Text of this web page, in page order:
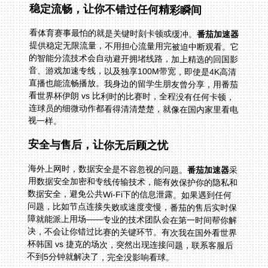
稳定流畅，让你不错过任何精彩瞬间
看体育赛事最怕的就是关键时刻卡顿或缓冲。番茄加速器
提供稳定无限流量，不用担心流量用完被迫中断观看。它
的智能分流技术会自动避开拥堵线路，加上精选的回国影
音、游戏加速专线，以及独享100M带宽，即使是4K高清
直播也能流畅播放。我身边的留学生朋友曾分享，用番茄
看世界杯伊朗 vs 比利时的比赛时，全程没有任何卡顿，
连球员的细微动作都看得清清楚楚，就像在国内家里看电
视一样。
安全与售后，让你无后顾之忧
海外上网时，数据安全是不容忽视的问题。番茄加速器采
用数据安全加密和专线传输技术，能有效保护你的隐私和
数据安全，避免公共Wi-Fi下的信息泄露。如果遇到任何
问题，比如节点连接失败或速度变慢，番茄的售后实时保
障就能派上用场——专业的技术团队会在第一时间帮你解
决，不会让你错过比赛的关键环节。有次我在国外看世界
杯韩国 vs 捷克的场次，突然出现连接问题，联系客服后
不到5分钟就解决了，完全没影响看球。